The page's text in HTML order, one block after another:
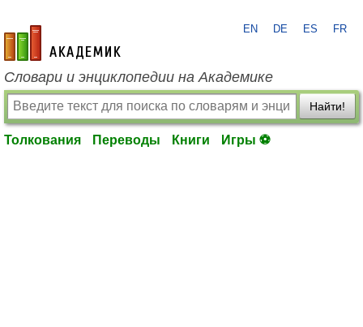
academic.ru
EN DE ES FR
Словари и энциклопедии на Академике
Найти!
Толкования Переводы Книги Игры ⚽